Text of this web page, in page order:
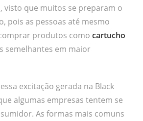
visto que muitos se preparam o
pois as pessoas até mesmo
produtos comocartucho
semelhantes em maior
excitação gerada na Black
algumas empresas tentem se
As formas mais comuns